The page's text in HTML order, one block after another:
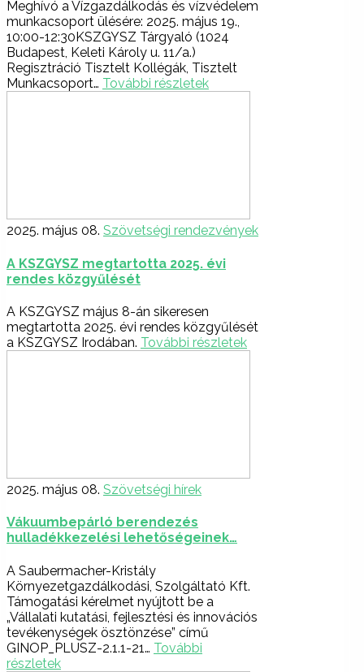
Meghívó a Vízgazdálkodás és vízvédelem
munkacsoport ülésére: 2025. május 19.,
10:00-12:30KSZGYSZ Tárgyaló (1024
Budapest, Keleti Károly u. 11/a.)
Regisztráció Tisztelt Kollégák, Tisztelt
Munkacsoport… További részletek
2025. május 08. Szövetségi rendezvények
A KSZGYSZ megtartotta 2025. évi
rendes közgyűlését
A KSZGYSZ május 8-án sikeresen
megtartotta 2025. évi rendes közgyűlését
a KSZGYSZ Irodában. További részletek
2025. május 08. Szövetségi hírek
Vákuumbepárló berendezés
hulladékkezelési lehetőségeinek…
A Saubermacher-Kristály
Környezetgazdálkodási, Szolgáltató Kft.
Támogatási kérelmet nyújtott be a
„Vállalati kutatási, fejlesztési és innovációs
tevékenységek ösztönzése” című
GINOP_PLUSZ-2.1.1-21… További
részletek